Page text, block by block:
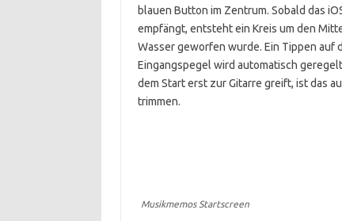
blauen Button im Zentrum. Sobald das
empfängt, entsteht ein Kreis um den
Wasser geworfen wurde. Ein Tippen
Eingangspegel wird automatisch
dem Start erst zur Gitarre greift, ist das
trimmen.
Musikmemos Startscreen